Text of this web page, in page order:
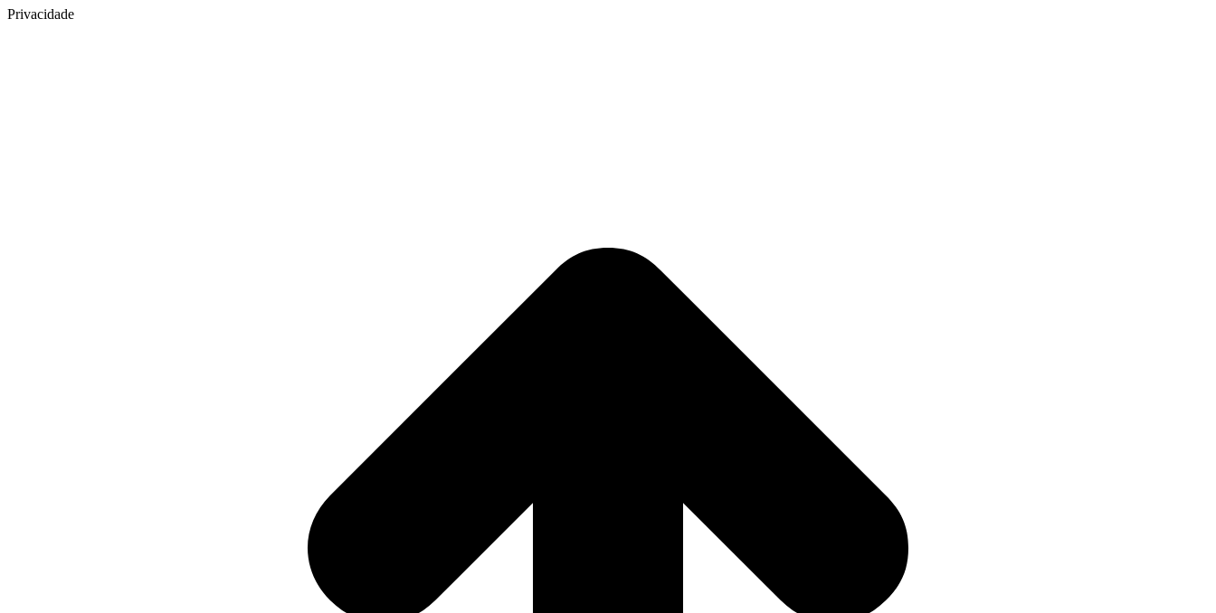
Privacidade